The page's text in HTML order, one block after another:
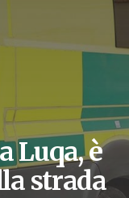
Luqa, è
strada